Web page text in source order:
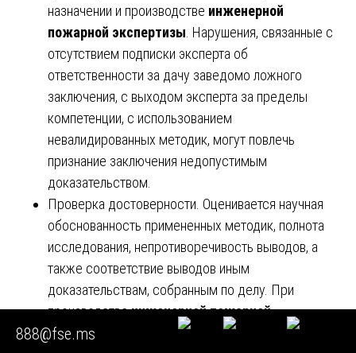
назначении и производстве инженерной
пожарной экспертизы . Нарушения, связанные с
отсутствием подписки эксперта об
ответственности за дачу заведомо ложного
заключения, с выходом эксперта за пределы
компетенции, с использованием
невалидированных методик, могут повлечь
признание заключения недопустимым
доказательством.
Проверка достоверности. Оценивается научная
обоснованность примененных методик, полнота
исследования, непротиворечивость выводов, а
также соответствие выводов иным
доказательствам, собранным по делу. При
производствеинженерной пожарной
экспертизы
особое значение имеет
888@fse.ms